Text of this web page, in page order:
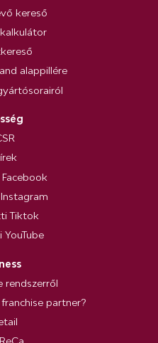
kereső
alappillére
Tiktok
YouTube
rendszerről
partner?